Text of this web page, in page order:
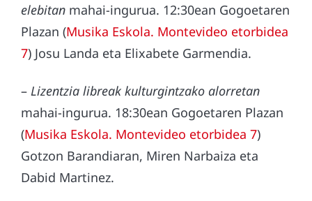
elebitan mahai-ingurua. 12:30ean Gogoetaren
Plazan (Musika Eskola. Montevideo etorbidea
7) Josu Landa eta Elixabete Garmendia.
– Lizentzia libreak kulturgintzako alorretan
mahai-ingurua. 18:30ean Gogoetaren Plazan
(Musika Eskola. Montevideo etorbidea 7)
Gotzon Barandiaran, Miren Narbaiza eta
Dabid Martinez.